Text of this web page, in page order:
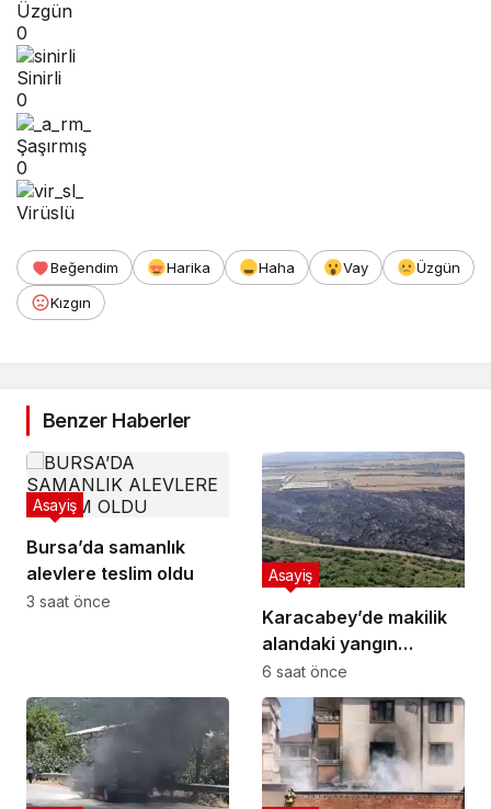
Üzgün
0
Sinirli
0
Şaşırmış
0
Virüslü
Beğendim Harika Haha Vay
Üzgün
Kızgın
Benzer Haberler
Bursa’da samanlık
alevlere teslim oldu
Asayiş
3 saat önce
Karacabey’de makilik
alandaki yangın
fabrikaya ulaşmadan
söndürüldü
Asayiş
6 saat önce